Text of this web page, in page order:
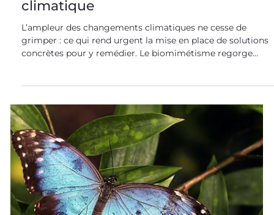
3 déc. 2021
Des exemples de biomimétisme
pour lutter contre le dérèglement
grimper : ce qui rend urgent la mise en place de solutions
concrètes pour y remédier. Le biomimétisme regorge
d’exemples nous permettant de réduire l’empreinte
carbone de nos activités : un des piliers pour lutter contre
ce dérèglement climatique ! Quelques exemples
d’indicateurs permettant d’évaluer le dérèglement
climatique Des indicateurs variés mettent en évidence un
changement radical du climat à l’échelle du dernier si